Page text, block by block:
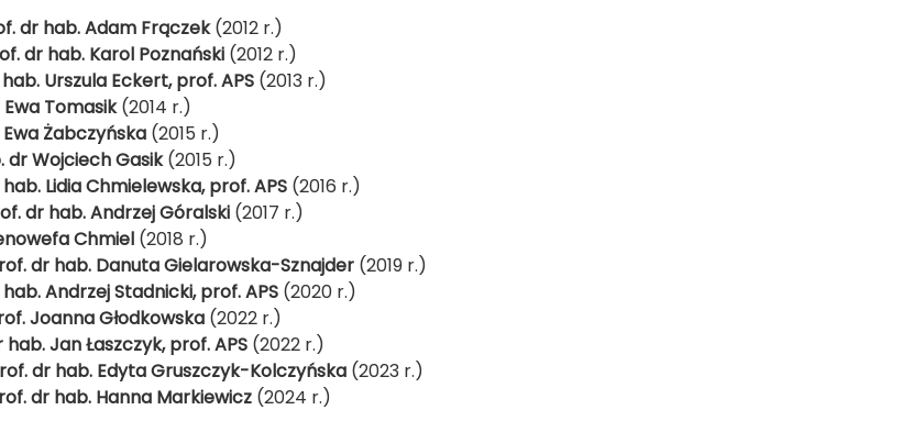
dr hab. Adam Frączek(2012 r.)
dr hab. Karol Poznański (2012 r.)
Urszula Eckert, prof. APS (2013 r.)
Tomasik(2014 r.)
Żabczyńska (2015 r.)
dr Wojciech Gasik(2015 r.)
Lidia Chmielewska, prof. APS (2016 r.)
dr hab. Andrzej Góralski (2017 r.)
Chmiel (2018 r.)
dr hab. Danuta Gielarowska-Sznajder (2019 r.)
Andrzej Stadnicki, prof. APS (2020 r.)
Joanna Głodkowska (2022 r.)
hab. Jan Łaszczyk, prof. APS (2022 r.)
dr hab. Edyta Gruszczyk-Kolczyńska (2023 r.)
dr hab. Hanna Markiewicz (2024 r.)